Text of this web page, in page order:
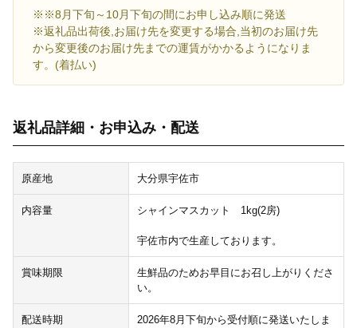
※※8月下旬～10月下旬の間にお申し込み順に発送
※返礼品出荷後,お届け先を変更する場合,当初のお届け先
から変更後のお届け先までの運賃がかかるようになりま
す。(着払い)
返礼品詳細・お申込み・配送
原産地 大分県宇佐市
内容量 シャインマスカット 1kg(2房)
宇佐市内で生産しております。
賞味期限
生鮮品のためお早目にお召し上がりくださ
い。
配送時期
2026年8月下旬から受付順に発送いたしま